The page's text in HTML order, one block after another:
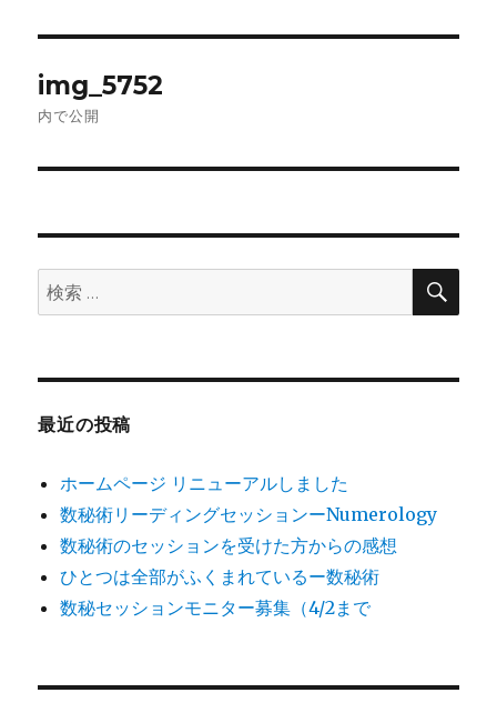
稿
ゲ
ー
ョ
ン
img_5752
内で公開
検
索:
検
最近の投稿
ホームページ リニューアルしました
数秘術リーディングセッションーNumerology
数秘術のセッションを受けた方からの感想
ひとつは全部がふくまれているー数秘術
数秘セッションモニター募集（4/2まで